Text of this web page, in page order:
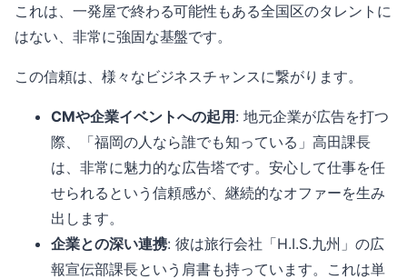
これは、一発屋で終わる可能性もある全国区のタレントに
はない、非常に強固な基盤です。
この信頼は、様々なビジネスチャンスに繋がります。
CMや企業イベントへの起用: 地元企業が広告を打つ
際、「福岡の人なら誰でも知っている」高田課長
は、非常に魅力的な広告塔です。安心して仕事を任
せられるという信頼感が、継続的なオファーを生み
出します。
企業との深い連携: 彼は旅行会社「H.I.S.九州」の広
報宣伝部課長という肩書も持っています。これは単